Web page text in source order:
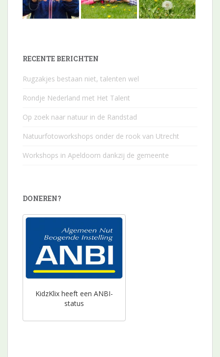
RECENTE BERICHTEN
Rugzakjes bestaan niet, talenten wel
Rondje Nederland met Het Talent
Op zoek naar natuur in de Randstad
Natuurfotoworkshops onder de rook van Utrecht
Workshops in Apeldoorn dankzij de gemeente
DONEREN?
KidzKlix heeft een ANBI-
status